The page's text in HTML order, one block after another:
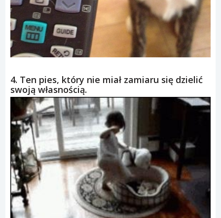
4. Ten pies, który nie miał zamiaru się dzielić
swoją własnością.